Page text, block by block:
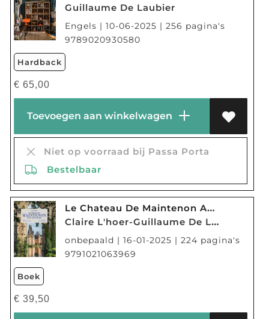
Guillaume De Laubier
Engels | 10-06-2025 | 256 pagina's
9789020930580
Hardback
€ 65,00
Toevoegen aan winkelwagen
Niet op voorraad bij Passa Porta
Bestelbaar
Le Chateau De Maintenon Au Fil Des Siecles
Claire L'hoer-Guillaume De Laubier
onbepaald | 16-01-2025 | 224 pagina's
9791021063969
Boek
€ 39,50